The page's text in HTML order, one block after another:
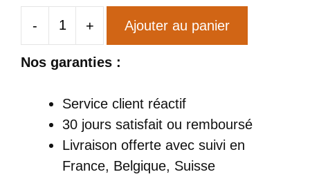
-
quantité
Shirt
Singe
Etonné
+ Ajouter au panier
Nos garanties :
Service client réactif
30 jours satisfait ou remboursé
Livraison offerte avec suivi en
France, Belgique, Suisse